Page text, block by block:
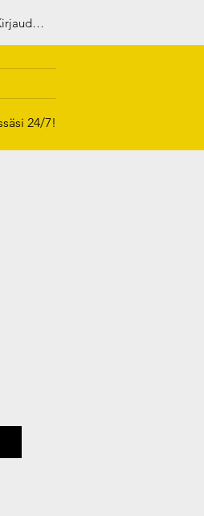
sisään
24/7!